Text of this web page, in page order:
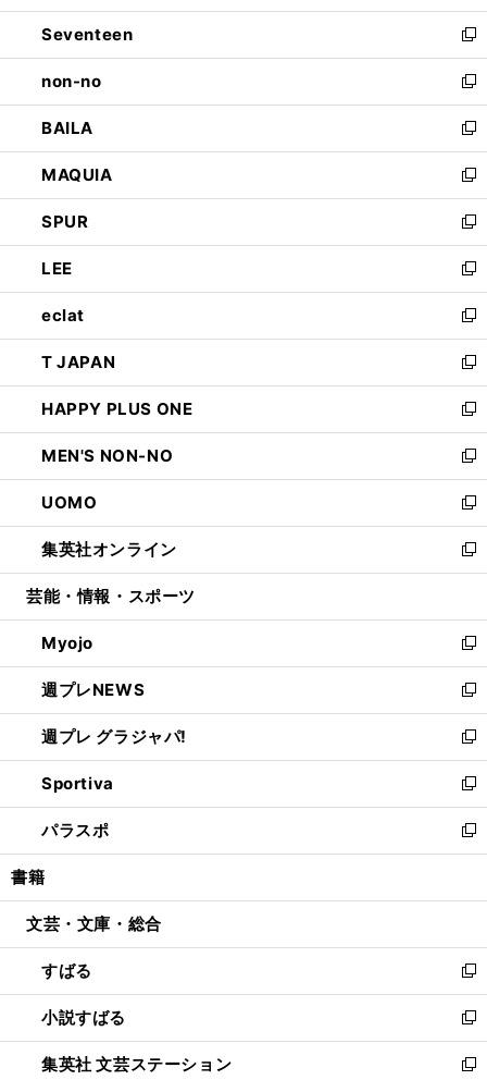
開
く
ウ
で
開
く
ン
ド
ウ
で
開
く
Seventeen
新
し
い
ウ
ィ
ン
ド
ウ
で
開
く
non-no
新
し
い
ウ
ィ
ン
ド
ウ
で
開
く
BAILA
新
し
い
ウ
ィ
ン
ド
ウ
で
開
く
MAQUIA
新
し
い
ウ
ィ
ン
ド
ウ
で
開
く
SPUR
新
し
い
ウ
ィ
ン
ド
ウ
で
開
く
LEE
新
し
い
ウ
ィ
ン
ド
ウ
で
開
く
eclat
新
し
い
ウ
ィ
ン
ド
ウ
で
開
く
T JAPAN
新
し
い
ウ
ィ
ン
ド
ウ
で
開
HAPPY PLUS ONE
新
し
い
ウ
ィ
ン
ド
ウ
開
く
MEN'S NON-NO
新
し
い
ウ
ィ
ン
ウ
で
開
く
UOMO
新
し
い
ウ
ン
ド
ウ
で
開
く
集英社オンライン
新
し
ウ
ィ
ン
ド
ウ
で
開
く
芸能・情報・スポーツ
Myojo
新
し
い
ウ
ィ
ン
ド
ウ
で
開
週プレNEWS
新
し
い
ウ
ィ
ン
ド
ウ
開
週プレ グラジャパ!
新
し
い
ウ
ィ
ン
ウ
開
く
Sportiva
新
し
い
ウ
ン
ウ
で
開
く
パラスポ
新
し
ウ
ン
ド
ウ
で
開
く
書籍
文芸・文庫・総合
すばる
新
し
い
ウ
ィ
小説すばる
新
し
い
集英社 文芸ステーション
新